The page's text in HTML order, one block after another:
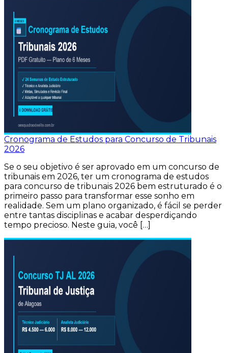
Cronograma de Estudos para Concurso de Tribunais
2026
Se o seu objetivo é ser aprovado em um concurso de
tribunais em 2026, ter um cronograma de estudos
para concurso de tribunais 2026 bem estruturado é o
primeiro passo para transformar esse sonho em
realidade. Sem um plano organizado, é fácil se perder
entre tantas disciplinas e acabar desperdiçando
tempo precioso. Neste guia, você […]